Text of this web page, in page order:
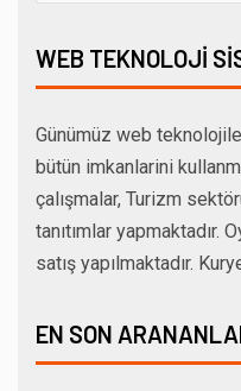
WEB TEKNOLOJI
Günümüz web
bütün imkanlarini
çalışmalar, Turizm
tanıtımlar yapmaktadır.
satış yapılmaktadır.
EN SON